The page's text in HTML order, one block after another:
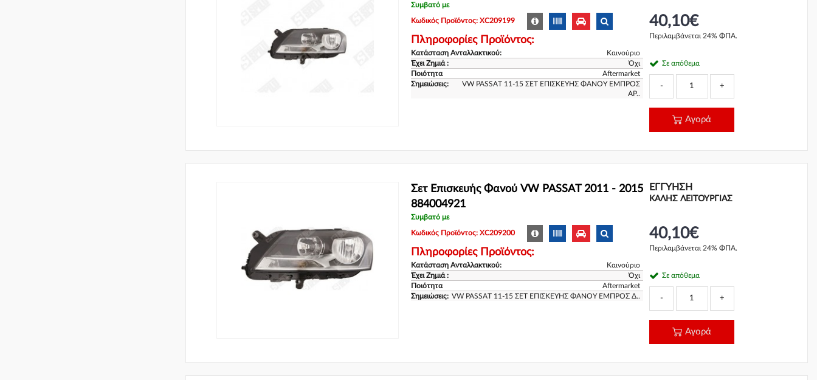
Συμβατό με
Κωδικός Προϊόντος: XC209199
Πληροφορίες Προϊόντος:
Κατάσταση Ανταλλακτικού:
Καινούριο
Έχει Ζημιά :
Όχι
Ποιότητα
Aftermarket
Σημειώσεις:
VW PASSAT 11-15 ΣΕΤ ΕΠΙΣΚΕΥΗΣ ΦΑΝΟΥ ΕΜΠΡΟΣ
ΑΡ..
40,10€
Περιλαμβάνεται 24% ΦΠΑ.
Σε απόθεμα
- +
Αγορά
Σετ Επισκευής Φανού VW PASSAT 2011 - 2015
884004921
Συμβατό με
Κωδικός Προϊόντος: XC209200
Πληροφορίες Προϊόντος:
Κατάσταση Ανταλλακτικού:
Καινούριο
Έχει Ζημιά :
Όχι
Ποιότητα
Aftermarket
Σημειώσεις: VW PASSAT 11-15 ΣΕΤ ΕΠΙΣΚΕΥΗΣ ΦΑΝΟΥ ΕΜΠΡΟΣ Δ..
ΕΓΓΎΗΣΗ
ΚΑΛΗΣ ΛΕΙΤΟΥΡΓΙΑΣ
40,10€
Περιλαμβάνεται 24% ΦΠΑ.
Σε απόθεμα
- +
Αγορά